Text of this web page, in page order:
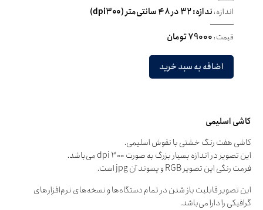
اندازه:ندازه: ۳۲ در ۴۸ سانتی‌متر (dpi۳۰۰)
قیمت:79000 تومان
اضافه به سبد خرید
کاشی اسلیمی
کاشی هفت رنگ خشتی با نقوش اسلیمی.
این تصویر در اندازه بسیار بزرگ به صورت dpi ۳۰۰ می‌باشد.
فرمت رنگی این تصویر RGB و پسوند آن jpg است.
این تصویر قابلیت باز شدن در تمام دستگاه‌ها و نسخه‌های نرم‌افزارهای
گرافیکی را دارا می‌باشد.